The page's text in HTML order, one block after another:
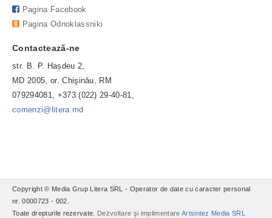
Pagina Facebook
Pagina Odnoklassniki
Contactează-ne
str. B. P. Hașdeu 2,
MD 2005, or. Chişinău, RM
079294081, +373 (022) 29-40-81,
comenzi@litera.md
Copyright © Media Grup Litera SRL - Operator de date cu caracter personal
nr. 0000723 - 002.
Toate drepturile rezervate. Dezvoltare şi implimentare Artsintez Media SRL